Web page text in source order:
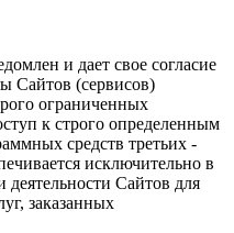
и дает свое согласие
Сайтов (сервисов)
ограниченных
к строго определенным
средств третьих -
исключительно в
Сайтов для
заказанных